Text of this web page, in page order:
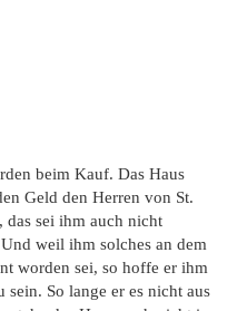
beim Kauf. Das Haus
Geld den Herren von St.
das sei ihm auch nicht
weil ihm solches an dem
worden sei, so hoffe er ihm
sein. So lange er es nicht aus